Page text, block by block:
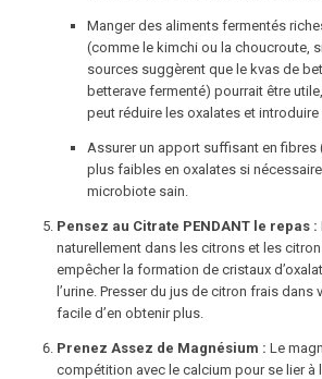
Manger des aliments fermentés
(comme le kimchi ou la choucroute,
sources suggèrent que le kvas de
betterave fermenté) pourrait être
peut réduire les oxalates et
Assurer un apport suffisant en fibres
plus faibles en oxalates si
microbiote sain.
Pensez au Citrate PENDANT le repas :
naturellement dans les citrons et les
empêcher la formation de cristaux
l’urine. Presser du jus de citron frais dans
facile d’en obtenir plus.
Prenez Assez de Magnésium : Le
compétition avec le calcium pour se lier à